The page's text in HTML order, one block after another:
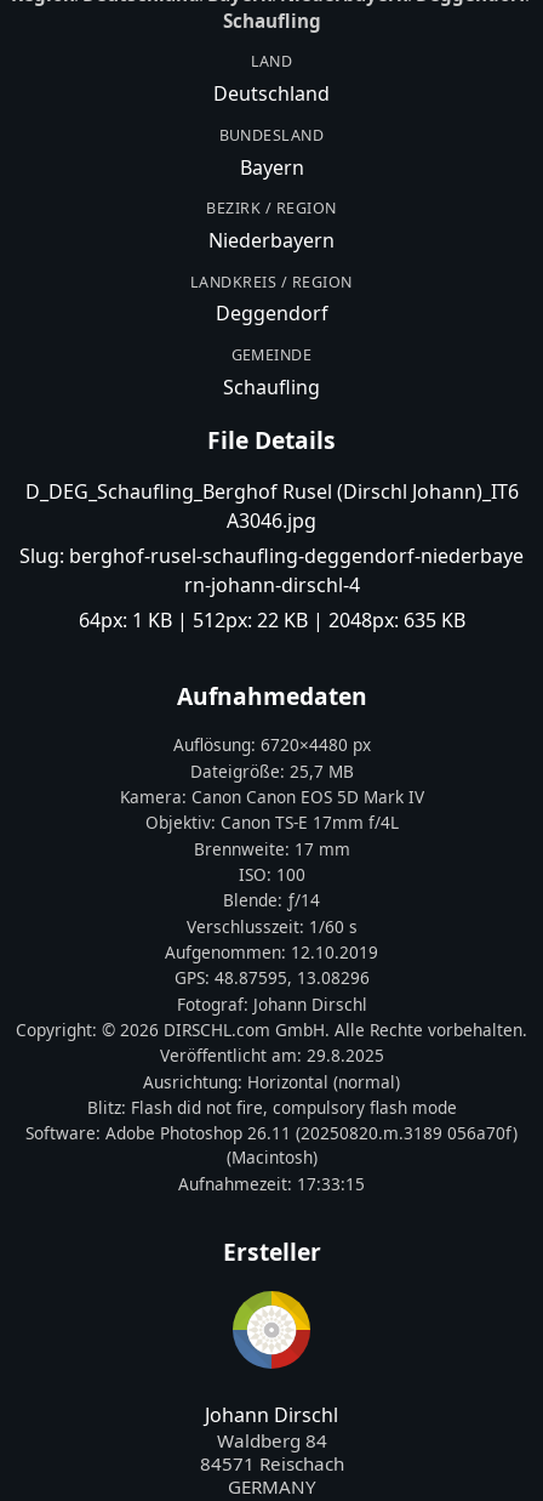
Schaufling
LAND
Deutschland
BUNDESLAND
Bayern
BEZIRK / REGION
Niederbayern
LANDKREIS / REGION
Deggendorf
GEMEINDE
Schaufling
File Details
D_DEG_Schaufling_Berghof Rusel (Dirschl Johann)_IT6
A3046.jpg
Slug: berghof-rusel-schaufling-deggendorf-niederbaye
rn-johann-dirschl-4
64px: 1 KB| 512px: 22 KB| 2048px: 635 KB
Aufnahmedaten
Auflösung: 6720×4480 px
Dateigröße: 25,7 MB
Kamera: CanonCanon EOS 5D Mark IV
Objektiv: Canon TS-E 17mm f/4L
Brennweite: 17 mm
ISO: 100
Blende: ƒ/14
Verschlusszeit: 1/60 s
Aufgenommen: 12.10.2019
GPS: 48.87595, 13.08296
Fotograf: Johann Dirschl
Copyright: © 2026 DIRSCHL.com GmbH. Alle Rechte vorbehalten.
Veröffentlicht am: 29.8.2025
Ausrichtung: Horizontal (normal)
Blitz: Flash did not fire, compulsory flash mode
Software: Adobe Photoshop 26.11 (20250820.m.3189 056a70f)
(Macintosh)
Aufnahmezeit: 17:33:15
Ersteller
Johann Dirschl
Waldberg 84
84571 Reischach
GERMANY